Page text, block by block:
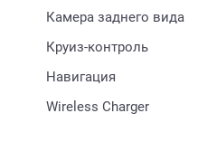
Камера заднего вида
Круиз-контроль
Навигация
Wireless Charger